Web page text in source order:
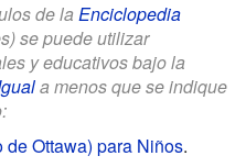
de la Enciclopedia
se puede utilizar
y educativos bajo la
a menos que se indique
Ottawa) para Niños.